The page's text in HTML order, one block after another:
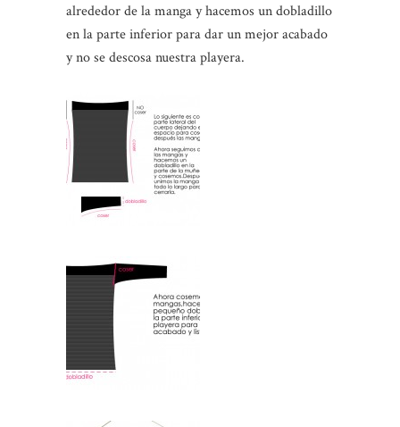
alrededor de la manga y hacemos un dobladillo
en la parte inferior para dar un mejor acabado
y no se descosa nuestra playera.